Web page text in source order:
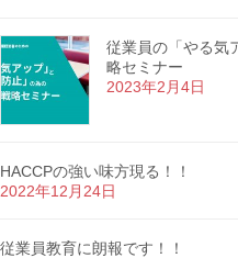
従業員の「やる気
略セミナー
2023年2月4日
HACCPの強い味方現る！！
2022年12月24日
従業員教育に朗報です！！